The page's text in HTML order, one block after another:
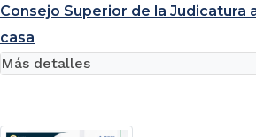
Consejo Superior de la
casa
Más detalles